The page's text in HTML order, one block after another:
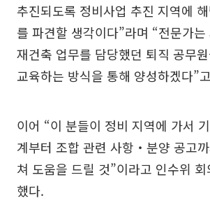
추진되도록 정비사업 추진 지역에
를 파견할 생각이다”라며 “전문가
재건축 업무를 담당했던 퇴직 공무
교육하는 방식을 통해 양성하겠다”
이어 “이 분들이 정비 지역에 가서
계부터 조합 관련 사항‧분양 공고
쳐 도움을 드릴 것”이라고 인수위
했다.